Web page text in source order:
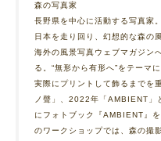
森の写真家
長野県を中心に活動する写真家
日本を走り回り、幻想的な森の
海外の風景写真ウェブマガジン
る。“無形から有形へ”をテーマ
実際にプリントして飾るまでを
ノ聲」、2022年「AMBIENT」
にフォトブック『AMBIENT』
のワークショップでは、森の撮